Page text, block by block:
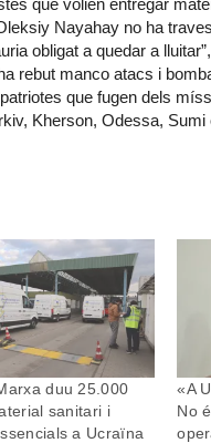
que volien entregar
Nayahay no ha
obligat a quedar a
rebut manco atacs i
que fugen dels
Kherson, Odessa, Sumi
duu 25.000
sanitari i
a Ucraïna
«A
No